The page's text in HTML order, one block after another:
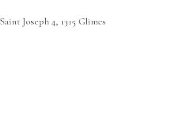
Joseph 4, 1315 Glimes